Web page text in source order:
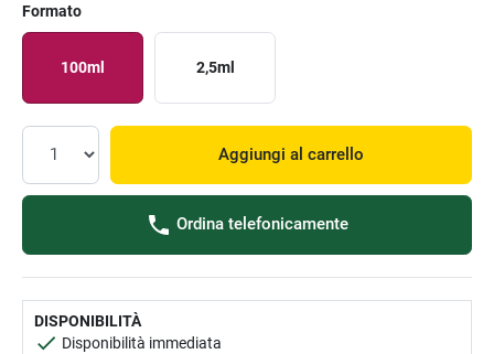
Formato
100ml 2,5ml
Aggiungi al carrello
Ordina telefonicamente
DISPONIBILITÀ
Disponibilità immediata